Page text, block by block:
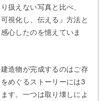
扱えない写真と比べ、
視化し、伝える』方法と
心したのを憶えていま
造物が完成するのはご存
めぐるストーリーには3
す。一つは取り壊しによ